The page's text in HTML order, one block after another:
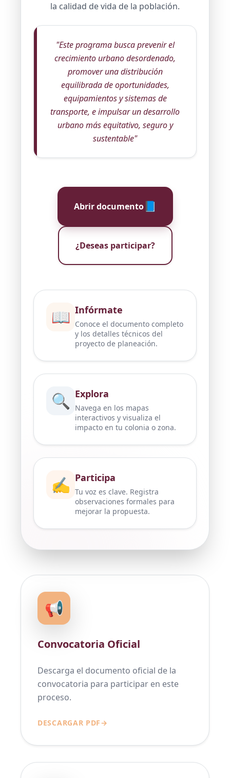
la calidad de vida de la población.
"Este programa busca prevenir el
crecimiento urbano desordenado,
promover una distribución
equilibrada de oportunidades,
equipamientos y sistemas de
transporte, e impulsar un desarrollo
urbano más equitativo, seguro y
sustentable"
Abrir documento📘
¿Deseas participar?
📖 Infórmate
Conoce el documento completo
y los detalles técnicos del
proyecto de planeación.
🔍 Explora
Navega en los mapas
interactivos y visualiza el
impacto en tu colonia o zona.
✍️ Participa
Tu voz es clave. Registra
observaciones formales para
mejorar la propuesta.
📢
Convocatoria Oficial
Descarga el documento oficial de la
convocatoria para participar en este
proceso.
DESCARGAR PDF→